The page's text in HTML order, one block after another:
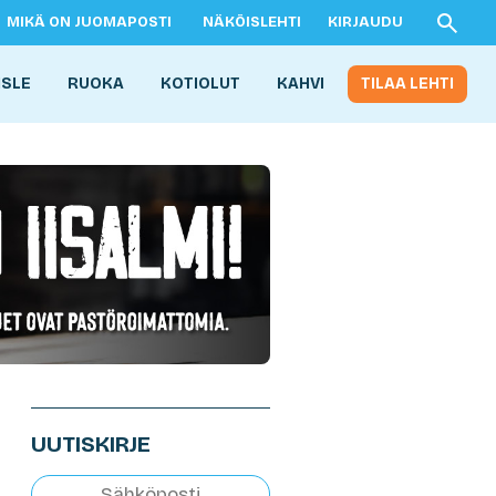
MIKÄ ON JUOMAPOSTI NÄKÖISLEHTI KIRJAUDU
RUOKA KOTIOLUT KAHVI TILAA LEHTI
UUTISKIRJE